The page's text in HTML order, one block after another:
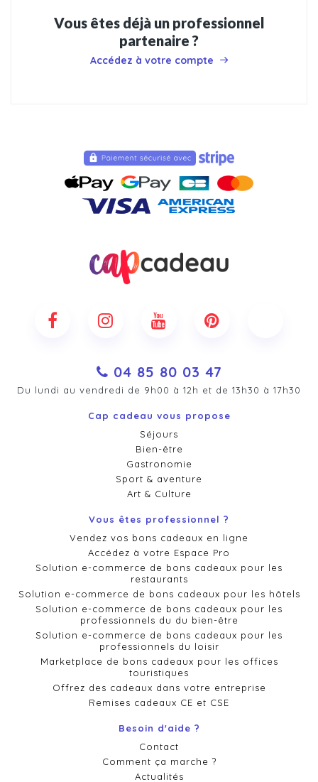
Vous êtes déjà un professionnel
partenaire ?
Accédez à votre compte
04 85 80 03 47
Du lundi au vendredi de 9h00 à 12h et de 13h30 à 17h30
Cap cadeau vous propose
Séjours
Bien-être
Gastronomie
Sport & aventure
Art & Culture
Vous êtes professionnel ?
Vendez vos bons cadeaux en ligne
Accédez à votre Espace Pro
Solution e-commerce de bons cadeaux pour les
restaurants
Solution e-commerce de bons cadeaux pour les hôtels
Solution e-commerce de bons cadeaux pour les
professionnels du du bien-être
Solution e-commerce de bons cadeaux pour les
professionnels du loisir
Marketplace de bons cadeaux pour les offices
touristiques
Offrez des cadeaux dans votre entreprise
Remises cadeaux CE et CSE
Besoin d'aide ?
Contact
Comment ça marche ?
Actualités